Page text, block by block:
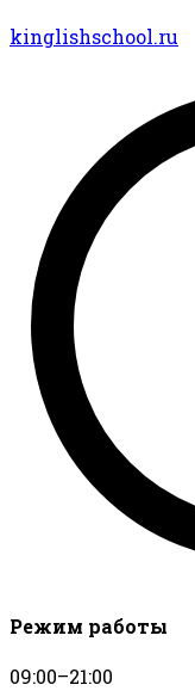
kinglishschool.ru
Режим работы
09:00–21:00